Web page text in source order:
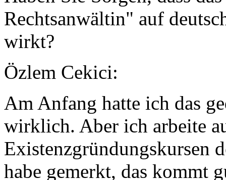
Rechtsanwältin" auf
wirkt?
Özlem Cekici:
Am Anfang hatte ich das
wirklich. Aber ich arbeite
Existenzgründungskursen
habe gemerkt, das kommt